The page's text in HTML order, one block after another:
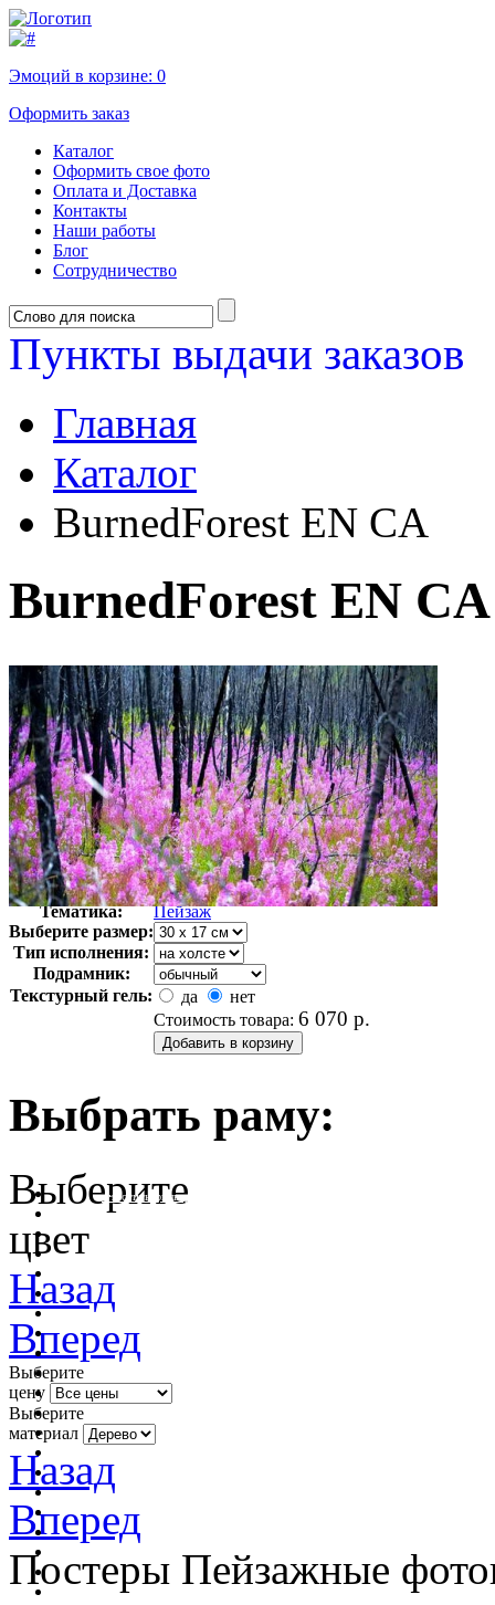
Эмоций в корзине: 0
Оформить заказ
Каталог
Оформить свое фото
Оплата и Доставка
Контакты
Наши работы
Блог
Сотрудничество
Пункты выдачи заказов
Главная
Каталог
BurnedForest EN CA
BurnedForest EN CA
Автор:
Неизвестно
Арт-стиль
Фотография
Тематика:
Пейзаж
Выберите размер:
Тип исполнения:
Подрамник:
Текстурный гель:
да
нет
Стоимость товара: 6 070 р.
Выбрать раму:
очистить фильтр цвета
Выберите
цвет
Назад
Вперед
Выберите
цену
Выберите
материал
Назад
Вперед
Постеры Пейзажные